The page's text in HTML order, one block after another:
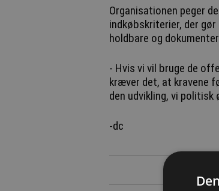
Organisationen peger
indkøbskriterier, der
holdbare og
- Hvis vi vil bruge de
kræver det, at kravene
den udvikling, vi
-dc